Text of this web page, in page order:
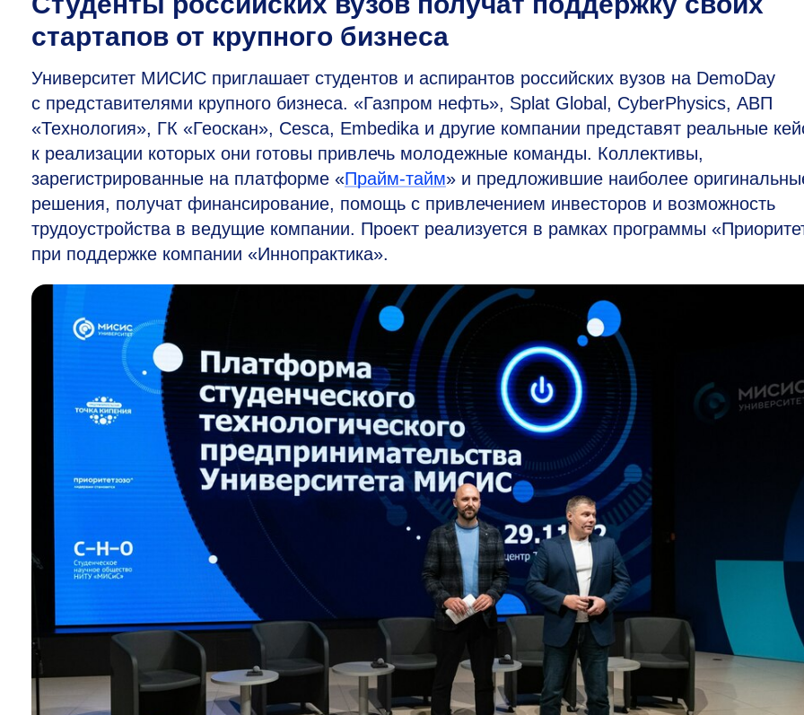
стартапов от крупного бизнеса
Университет МИСИС приглашает студентов и аспирантов российских вузов на DemoDay
с представителями крупного бизнеса. «Газпром нефть», Splat Global, CyberPhysics, АВП
«Технология», ГК «Геоскан», Cesca, Embedika и другие компании представят реальные
к реализации которых они готовы привлечь молодежные команды. Коллективы,
зарегистрированные на платформе «Прайм-тайм» и предложившие наиболее
решения, получат финансирование, помощь с привлечением инвесторов и возможность
трудоустройства в ведущие компании. Проект реализуется в рамках программы
при поддержке компании «Иннопрактика».